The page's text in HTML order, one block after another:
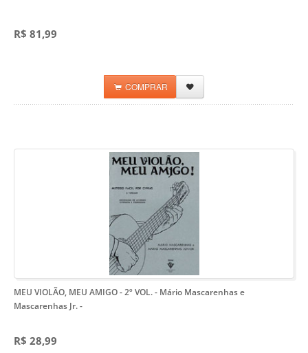
R$ 81,99
COMPRAR
MEU VIOLÃO, MEU AMIGO - 2º VOL. - Mário Mascarenhas e
Mascarenhas Jr.-
R$ 28,99